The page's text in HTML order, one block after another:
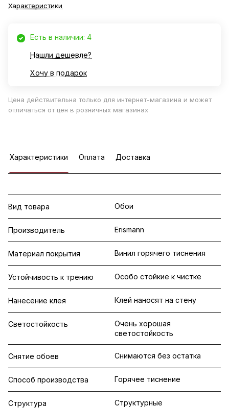
Характеристики
Есть в наличии: 4
Нашли дешевле?
Хочу в подарок
Цена действительна только для интернет-магазина и может
отличаться от цен в розничных магазинах
Характеристики Оплата Доставка
Вид товара Обои
Производитель Erismann
Материал покрытия Винил горячего тиснения
Устойчивость к трению Особо стойкие к чистке
Нанесение клея Клей наносят на стену
Светостойкость
Очень хорошая
светостойкость
Снятие обоев Снимаются без остатка
Способ производства Горячее тиснение
Структура Структурные